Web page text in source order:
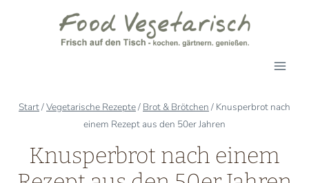
Start/Vegetarische Rezepte/ Brot & Brötchen / Knusperbrot nach
einem Rezept aus den 50er Jahren
Knusperbrot nach einem